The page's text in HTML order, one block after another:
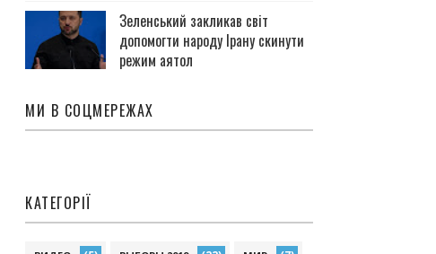
Зеленський закликав світ
допомогти народу Ірану скинути
режим аятол
МИ В СОЦМЕРЕЖАХ
КАТЕГОРІЇ